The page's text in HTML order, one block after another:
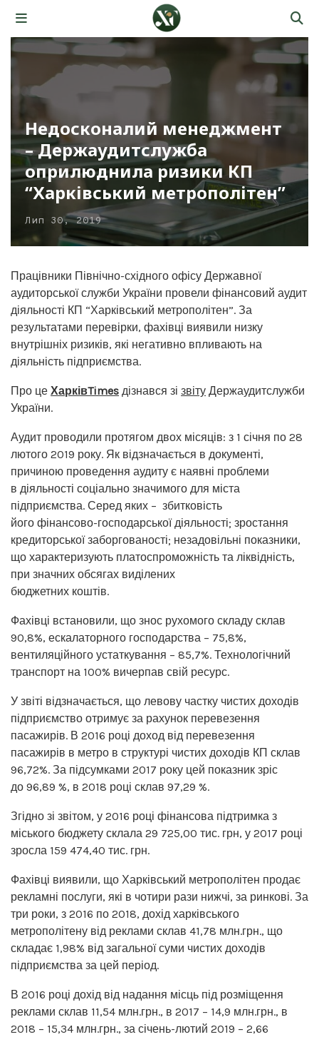
Недосконалий менеджмент
– Держаудитслужба
оприлюднила ризики КП
“Харківський метрополітен”
Лип 30, 2019
Працівники Північно-східного офісу Державної
аудиторської служби України провели фінансовий аудит
діяльності КП “Харківський метрополітен”. За
результатами перевірки, фахівці виявили низку
внутрішніх ризиків, які негативно впливають на
діяльність підприємства.
Про це ХарківTimes дізнався зі звіту Держаудитслужби
України.
Аудит проводили протягом двох місяців: з 1 січня по 28
лютого 2019 року. Як відзначається в документі,
причиною проведення аудиту є наявні проблеми
в діяльності соціально значимого для міста
підприємства. Серед яких – збитковість
його фінансово-господарської діяльності; зростання
кредиторської заборгованості; незадовільні показники,
що характеризують платоспроможність та ліквідність,
при значних обсягах виділених
бюджетних коштів.
Фахівці встановили, що знос рухомого складу склав
90,8%, ескалаторного господарства – 75,8%,
вентиляційного устаткування – 85,7%. Технологічний
транспорт на 100% вичерпав свій ресурс.
У звіті відзначається, що левову частку чистих доходів
підприємство отримує за рахунок перевезення
пасажирів. В 2016 році доход від перевезення
пасажирів в метро в структурі чистих доходів КП склав
96,72%. За підсумками 2017 року цей показник зріс
до 96,89 %, в 2018 році склав 97,29 %.
Згідно зі звітом, у 2016 році фінансова підтримка з
міського бюджету склала 29 725,00 тис. грн, у 2017 році
зросла 159 474,40 тис. грн.
Фахівці виявили, що Харківський метрополітен продає
рекламні послуги, які в чотири рази нижчі, за ринкові. За
три роки, з 2016 по 2018, дохід харківського
метрополітену від реклами склав 41,78 млн.грн., що
складає 1,98% від загальної суми чистих доходів
підприємства за цей період.
В 2016 році дохід від надання місць під розміщення
реклами склав 11,54 млн.грн., в 2017 – 14,9 млн.грн., в
2018 – 15,34 млн.грн., за січень-лютий 2019 – 2,66